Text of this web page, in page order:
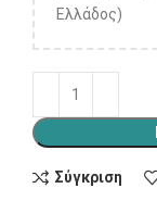
Ελλάδος)
Σύγκριση